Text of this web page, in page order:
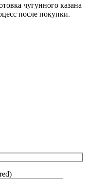
чугунного казана
после покупки.